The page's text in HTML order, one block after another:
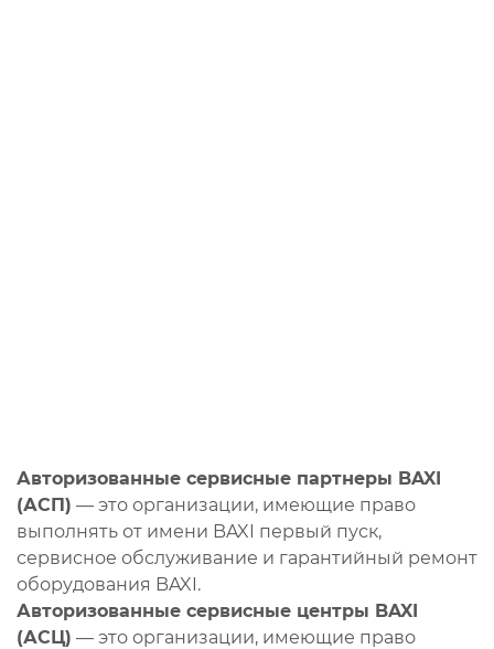
Авторизованные сервисные партнеры BAXI
(АСП) — это организации, имеющие право
выполнять от имени BAXI первый пуск,
сервисное обслуживание и гарантийный ремонт
оборудования BAXI.
Авторизованные сервисные центры BAXI
(АСЦ) — это организации, имеющие право